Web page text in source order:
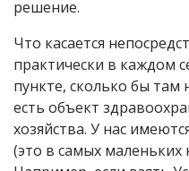
решение.
Что касается
практически в каждом
пункте, сколько бы там
есть объект
хозяйства. У нас
(это в самых маленьких